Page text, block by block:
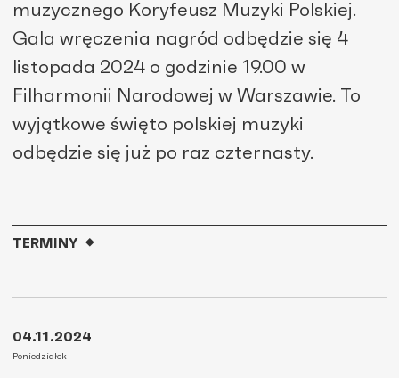
muzycznego Koryfeusz Muzyki Polskiej.
Gala wręczenia nagród odbędzie się 4
listopada 2024 o godzinie 19.00 w
Filharmonii Narodowej w Warszawie. To
wyjątkowe święto polskiej muzyki
odbędzie się już po raz czternasty.
TERMINY
04.11.2024
Poniedziałek